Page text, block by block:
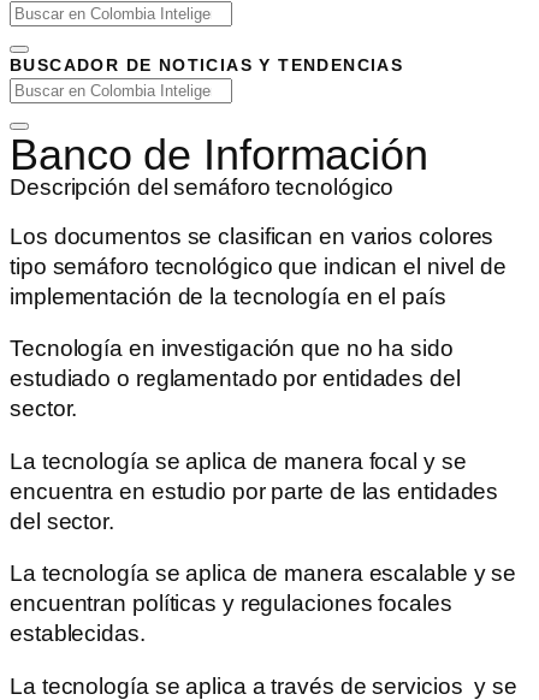
BUSCADOR DE NOTICIAS Y TENDENCIAS
Banco de Información
Descripción del semáforo tecnológico
Los documentos se clasifican en varios colores
tipo semáforo tecnológico que indican el nivel de
implementación de la tecnología en el país
Tecnología en investigación que no ha sido
estudiado o reglamentado por entidades del
sector.
La tecnología se aplica de manera focal y se
encuentra en estudio por parte de las entidades
del sector.
La tecnología se aplica de manera escalable y se
encuentran políticas y regulaciones focales
establecidas.
La tecnología se aplica a través de servicios y se